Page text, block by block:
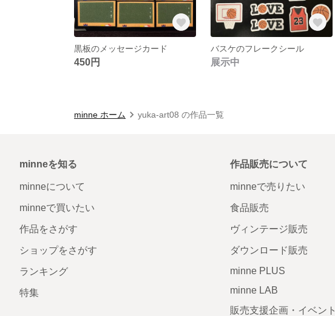
黒板のメッセージカード
450円
バスケのフレークシール
展示中
minne ホーム yuka-art08 の作品一覧
minneを知る
minneについて
minneで買いたい
作品をさがす
ショップをさがす
ランキング
特集
作品販売について
minneで売りたい
食品販売
ヴィンテージ販売
ダウンロード販売
minne PLUS
minne LAB
販売支援企画・イベント